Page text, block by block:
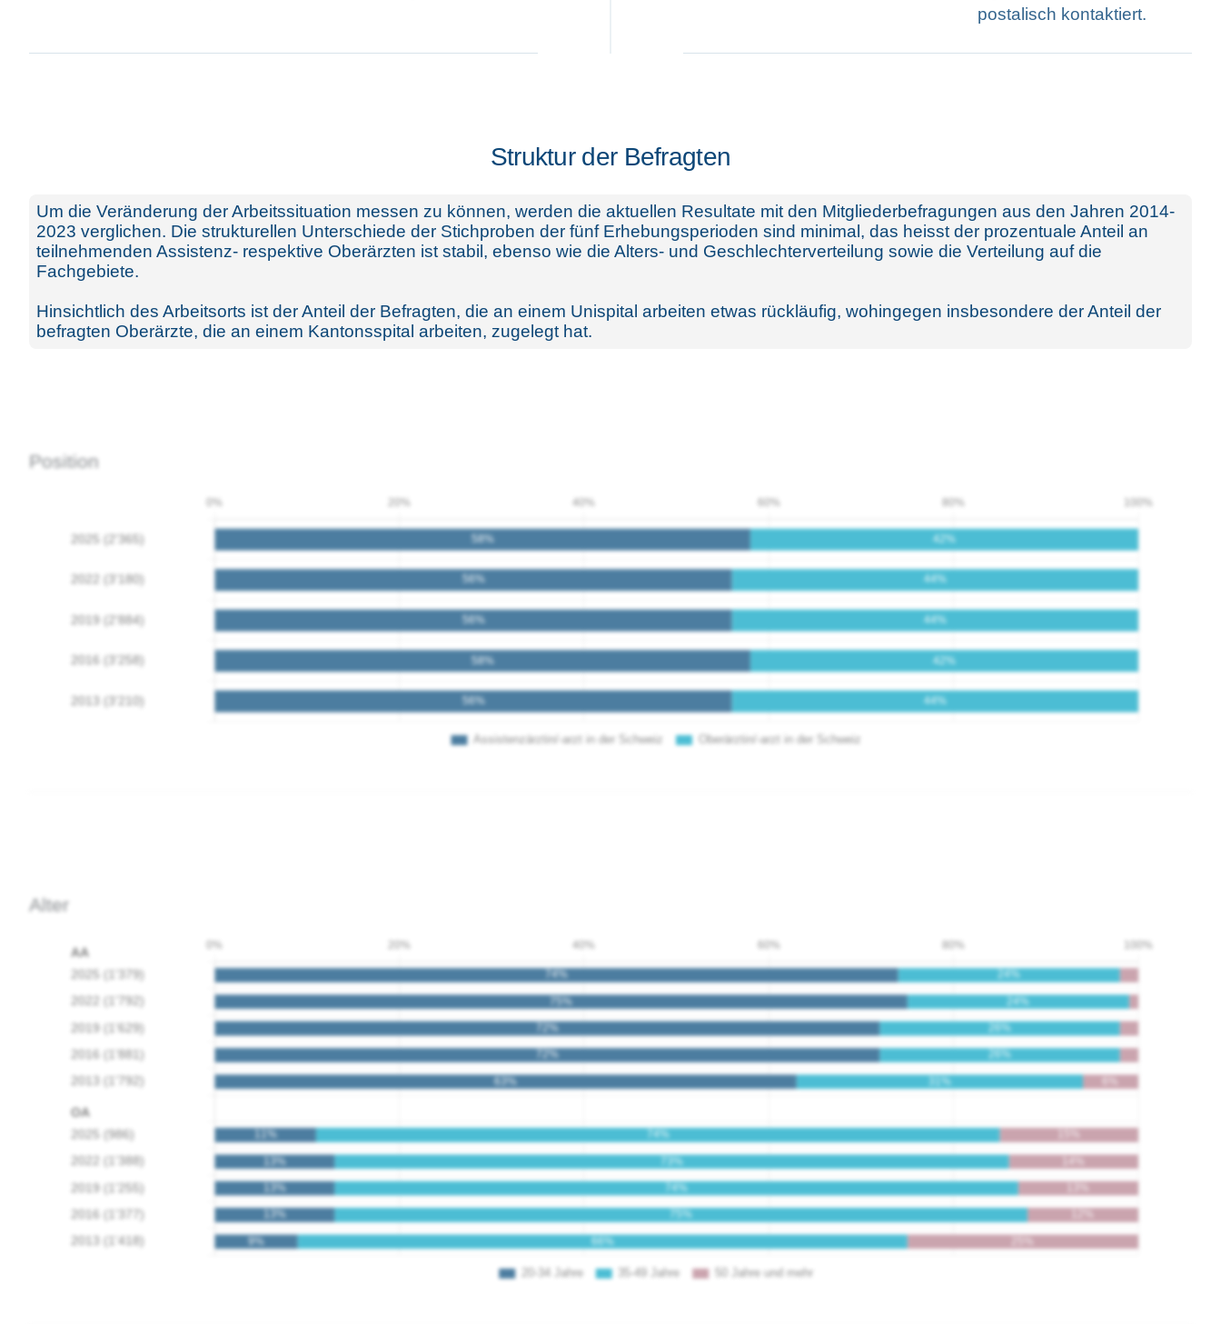
postalisch kontaktiert.
Struktur der Befragten
Um die Veränderung der Arbeitssituation messen zu können, werden die aktuellen Resultate mit den Mitgliederbefragungen aus den Jahren 2014-
2023 verglichen. Die strukturellen Unterschiede der Stichproben der fünf Erhebungsperioden sind minimal, das heisst der prozentuale Anteil an
teilnehmenden Assistenz- respektive Oberärzten ist stabil, ebenso wie die Alters- und Geschlechterverteilung sowie die Verteilung auf die
Fachgebiete.
Hinsichtlich des Arbeitsorts ist der Anteil der Befragten, die an einem Unispital arbeiten etwas rückläufig, wohingegen insbesondere der Anteil der
befragten Oberärzte, die an einem Kantonsspital arbeiten, zugelegt hat.
Position
Alter